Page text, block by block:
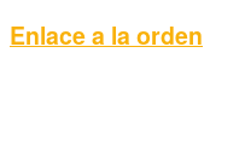
Enlace a la orden